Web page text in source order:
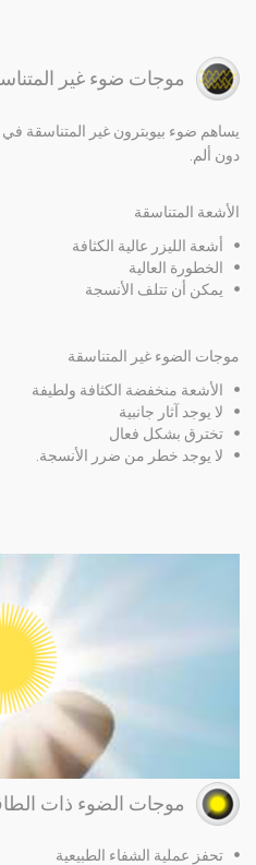
موجات ضوء غير
يساهم ضوء بيوبترون غير المتناسقة
دون ألم.
الأشعة المتناسقة
أشعة الليزر عالية الكثافة
الخطورة العالية
يمكن أن تتلف الأنسجة
موجات الضوء غير المتناسقة
الأشعة منخفضة الكثافة ولطيفة
لا يوجد آثار جانبية
تخترق بشكل فعال
لا يوجد خطر من ضرر الأنسجة.
موجات الضوء ذات
تحفز عملية الشفاء الطبيعية